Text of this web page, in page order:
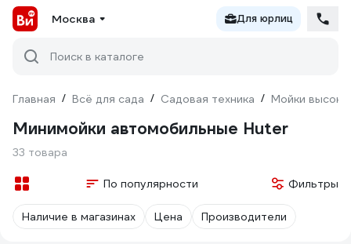
Москва Для юрлиц
Поиск в каталоге
Главная / Всё для сада / Садовая техника / Мойки
Минимойки автомобильные Huter
33 товара
По популярности Фильтры
Наличие в магазинах Цена Производители